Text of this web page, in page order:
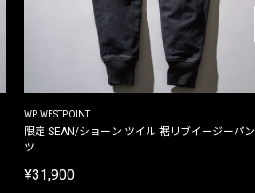
WP WESTPOINT
限定 SEAN/ショーン ツイル 裾リブイージーパン
ツ
¥31,900